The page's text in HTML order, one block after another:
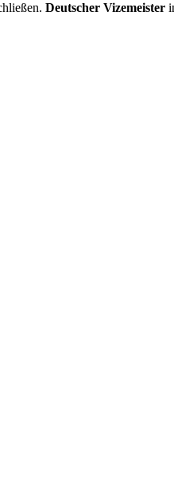
Deutscher Vizemeister